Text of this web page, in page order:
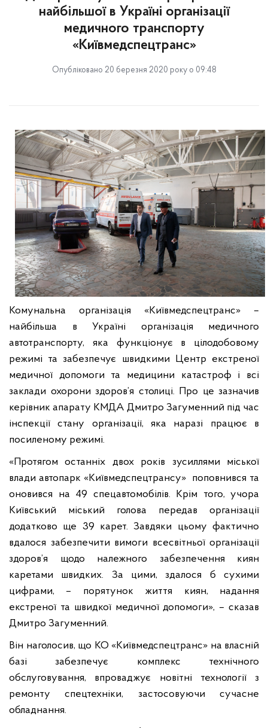
найбільшої в Україні організації
медичного транспорту
«Київмедспецтранс»
Опубліковано 20 березня 2020 року о 09:48
Комунальна організація «Київмедспецтранс» –
найбільша в Україні організація медичного
автотранспорту, яка функціонує в цілодобовому
режимі та забезпечує швидкими Центр екстреної
медичної допомоги та медицини катастроф і всі
заклади охорони здоров’я столиці. Про це зазначив
керівник апарату КМДА Дмитро Загуменний під час
інспекції стану організації, яка наразі працює в
посиленому режимі.
«Протягом останніх двох років зусиллями міської
влади автопарк «Київмедспецтрансу» поповнився та
оновився на 49 спецавтомобілів. Крім того, учора
Київський міський голова передав організації
додатково ще 39 карет. Завдяки цьому фактично
вдалося забезпечити вимоги всесвітньої організації
здоров’я щодо належного забезпечення киян
каретами швидких. За цими, здалося б сухими
цифрами, – порятунок життя киян, надання
екстреної та швидкої медичної допомоги», – сказав
Дмитро Загуменний.
Він наголосив, що КО «Київмедспецтранс» на власній
базі забезпечує комплекс технічного
обслуговування, впроваджує новітні технології з
ремонту спецтехніки, застосовуючи сучасне
обладнання.